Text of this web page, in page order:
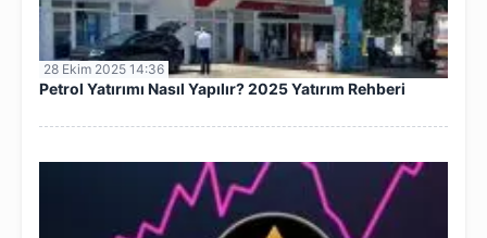
28 Ekim 2025 14:36
Petrol Yatırımı Nasıl Yapılır? 2025 Yatırım Rehberi